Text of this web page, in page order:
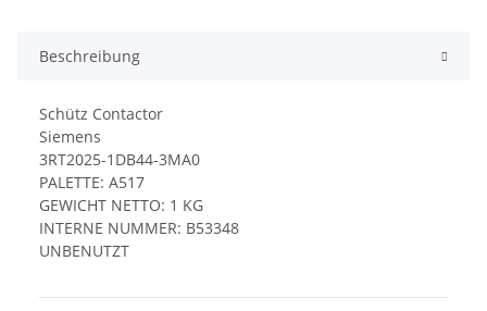
Beschreibung
Schütz Contactor
Siemens
3RT2025-1DB44-3MA0
PALETTE: A517
GEWICHT NETTO: 1 KG
INTERNE NUMMER: B53348
UNBENUTZT